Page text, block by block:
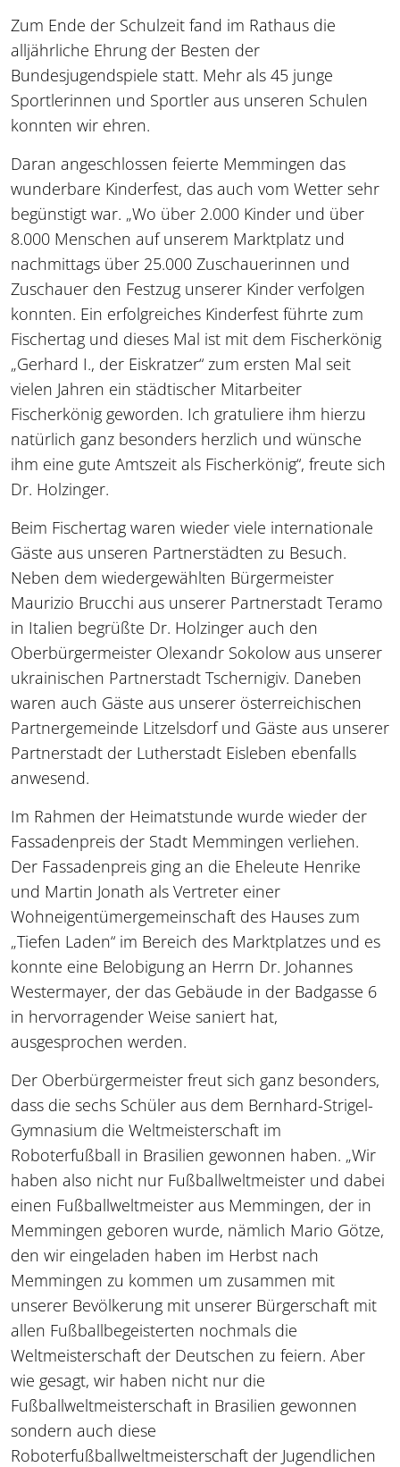
Zum Ende der Schulzeit fand im Rathaus die
alljährliche Ehrung der Besten der
Bundesjugendspiele statt. Mehr als 45 junge
Sportlerinnen und Sportler aus unseren Schulen
konnten wir ehren.
Daran angeschlossen feierte Memmingen das
wunderbare Kinderfest, das auch vom Wetter sehr
begünstigt war. „Wo über 2.000 Kinder und über
8.000 Menschen auf unserem Marktplatz und
nachmittags über 25.000 Zuschauerinnen und
Zuschauer den Festzug unserer Kinder verfolgen
konnten. Ein erfolgreiches Kinderfest führte zum
Fischertag und dieses Mal ist mit dem Fischerkönig
„Gerhard I., der Eiskratzer“ zum ersten Mal seit
vielen Jahren ein städtischer Mitarbeiter
Fischerkönig geworden. Ich gratuliere ihm hierzu
natürlich ganz besonders herzlich und wünsche
ihm eine gute Amtszeit als Fischerkönig“, freute sich
Dr. Holzinger.
Beim Fischertag waren wieder viele internationale
Gäste aus unseren Partnerstädten zu Besuch.
Neben dem wiedergewählten Bürgermeister
Maurizio Brucchi aus unserer Partnerstadt Teramo
in Italien begrüßte Dr. Holzinger auch den
Oberbürgermeister Olexandr Sokolow aus unserer
ukrainischen Partnerstadt Tschernigiv. Daneben
waren auch Gäste aus unserer österreichischen
Partnergemeinde Litzelsdorf und Gäste aus unserer
Partnerstadt der Lutherstadt Eisleben ebenfalls
anwesend.
Im Rahmen der Heimatstunde wurde wieder der
Fassadenpreis der Stadt Memmingen verliehen.
Der Fassadenpreis ging an die Eheleute Henrike
und Martin Jonath als Vertreter einer
Wohneigentümergemeinschaft des Hauses zum
„Tiefen Laden“ im Bereich des Marktplatzes und es
konnte eine Belobigung an Herrn Dr. Johannes
Westermayer, der das Gebäude in der Badgasse 6
in hervorragender Weise saniert hat,
ausgesprochen werden.
Der Oberbürgermeister freut sich ganz besonders,
dass die sechs Schüler aus dem Bernhard-Strigel-
Gymnasium die Weltmeisterschaft im
Roboterfußball in Brasilien gewonnen haben. „Wir
haben also nicht nur Fußballweltmeister und dabei
einen Fußballweltmeister aus Memmingen, der in
Memmingen geboren wurde, nämlich Mario Götze,
den wir eingeladen haben im Herbst nach
Memmingen zu kommen um zusammen mit
unserer Bevölkerung mit unserer Bürgerschaft mit
allen Fußballbegeisterten nochmals die
Weltmeisterschaft der Deutschen zu feiern. Aber
wie gesagt, wir haben nicht nur die
Fußballweltmeisterschaft in Brasilien gewonnen
sondern auch diese
Roboterfußballweltmeisterschaft der Jugendlichen